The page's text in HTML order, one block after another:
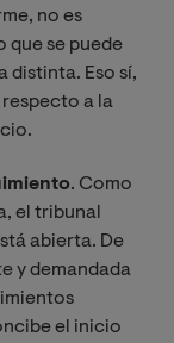
no es
que se puede
distinta. Eso sí,
a la
. Como
el tribunal
abierta. De
y demandada
el inicio